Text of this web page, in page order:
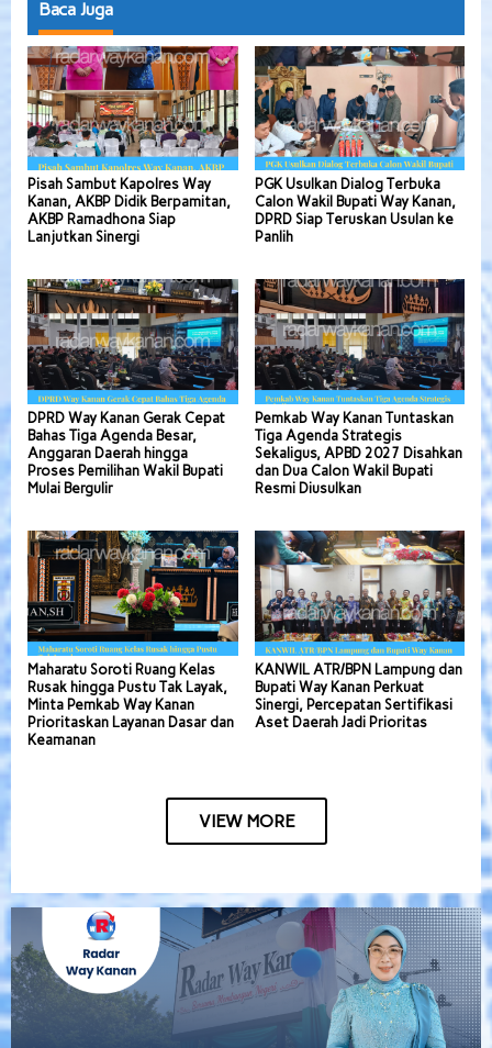
Baca Juga
Pisah Sambut Kapolres Way
Kanan, AKBP Didik Berpamitan,
AKBP Ramadhona Siap
Lanjutkan Sinergi
PGK Usulkan Dialog Terbuka
Calon Wakil Bupati Way Kanan,
DPRD Siap Teruskan Usulan ke
Panlih
DPRD Way Kanan Gerak Cepat
Bahas Tiga Agenda Besar,
Anggaran Daerah hingga
Proses Pemilihan Wakil Bupati
Mulai Bergulir
Pemkab Way Kanan Tuntaskan
Tiga Agenda Strategis
Sekaligus, APBD 2027 Disahkan
dan Dua Calon Wakil Bupati
Resmi Diusulkan
Maharatu Soroti Ruang Kelas
Rusak hingga Pustu Tak Layak,
Minta Pemkab Way Kanan
Prioritaskan Layanan Dasar dan
Keamanan
KANWIL ATR/BPN Lampung dan
Bupati Way Kanan Perkuat
Sinergi, Percepatan Sertifikasi
Aset Daerah Jadi Prioritas
VIEW MORE